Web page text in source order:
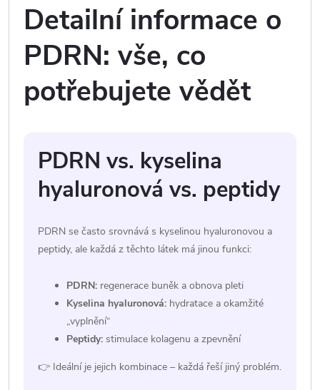
Detailní informace o
PDRN: vše, co
potřebujete vědět
PDRN vs. kyselina
hyaluronová vs. peptidy
PDRN se často srovnává s kyselinou hyaluronovou a
peptidy, ale každá z těchto látek má jinou funkci:
PDRN: regenerace buněk a obnova pleti
Kyselina hyaluronová: hydratace a okamžité
„vyplnění“
Peptidy: stimulace kolagenu a zpevnění
👉 Ideální je jejich kombinace – každá řeší jiný problém.